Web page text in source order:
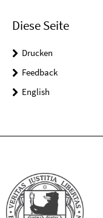
Diese Seite
Drucken
Feedback
English